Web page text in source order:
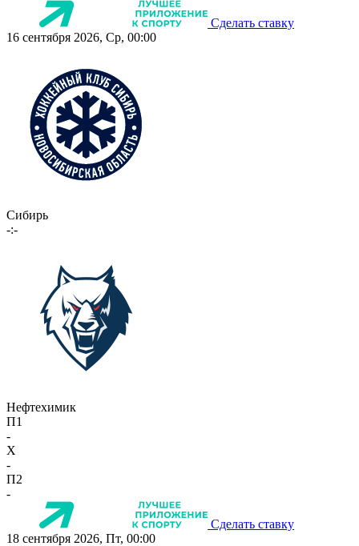
Сделать ставку
16 сентября 2026, Ср, 00:00
Сибирь
-:-
Нефтехимик
П1
-
X
-
П2
-
Сделать ставку
18 сентября 2026, Пт, 00:00